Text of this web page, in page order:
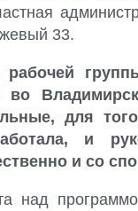
33.
во
для
и
и со
над